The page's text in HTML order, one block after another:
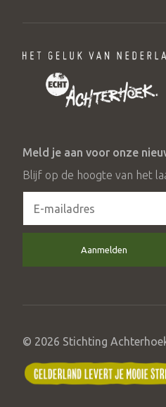
Meld je aan voor onze
Blijf op de hoogte van het
Aanmelden
© 2026 Stichting